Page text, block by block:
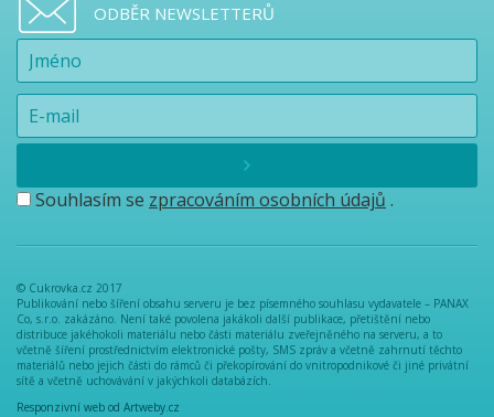
ODBĚR NEWSLETTERŮ
Souhlasím se zpracováním osobních údajů .
© Cukrovka.cz 2017
Publikování nebo šíření obsahu serveru je bez písemného souhlasu vydavatele – PANAX
Co, s.r.o. zakázáno. Není také povolena jakákoli další publikace, přetištění nebo
distribuce jakéhokoli materiálu nebo části materiálu zveřejněného na serveru, a to
včetně šíření prostřednictvím elektronické pošty, SMS zpráv a včetně zahrnutí těchto
materiálů nebo jejich části do rámců či překopírování do vnitropodnikové či jiné privátní
sítě a včetně uchovávání v jakýchkoli databázích.
Responzivní web od Artweby.cz